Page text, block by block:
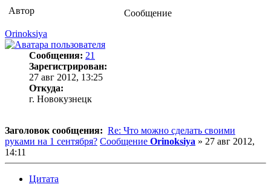
Автор
Сообщение
Orinoksiya
Сообщения: 21
Зарегистрирован:
27 авг 2012, 13:25
Откуда:
г. Новокузнецк
Заголовок сообщения: Re: Что можно сделать своими
руками на 1 сентября? Сообщение Orinoksiya » 27 авг 2012,
14:11
Цитата